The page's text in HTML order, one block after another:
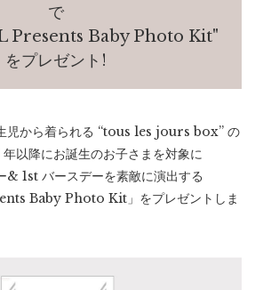
で
Presents Baby Photo Kit"
をプレゼント!
から着られる “tous les jours box” の
以降にお誕生のお子さまを対象に
& 1st バースデーを素敵に演出する
Baby Photo Kit」をプレゼントしま